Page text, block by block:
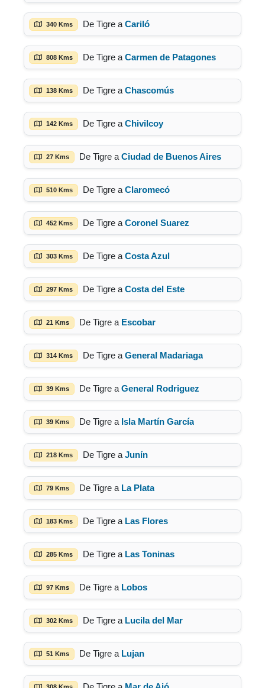
340 Kms De Tigre a Cariló
808 Kms De Tigre a Carmen de Patagones
138 Kms De Tigre a Chascomús
142 Kms De Tigre a Chivilcoy
27 Kms De Tigre a Ciudad de Buenos Aires
510 Kms De Tigre a Claromecó
452 Kms De Tigre a Coronel Suarez
303 Kms De Tigre a Costa Azul
297 Kms De Tigre a Costa del Este
21 Kms De Tigre a Escobar
314 Kms De Tigre a General Madariaga
39 Kms De Tigre a General Rodriguez
39 Kms De Tigre a Isla Martín García
218 Kms De Tigre a Junín
79 Kms De Tigre a La Plata
183 Kms De Tigre a Las Flores
285 Kms De Tigre a Las Toninas
97 Kms De Tigre a Lobos
302 Kms De Tigre a Lucila del Mar
51 Kms De Tigre a Lujan
308 Kms